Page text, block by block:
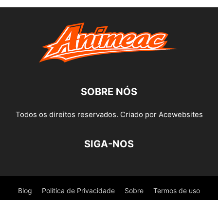
SOBRE NÓS
Todos os direitos reservados. Criado por Acewebsites
SIGA-NOS
Blog Política de Privacidade Sobre Termos de uso